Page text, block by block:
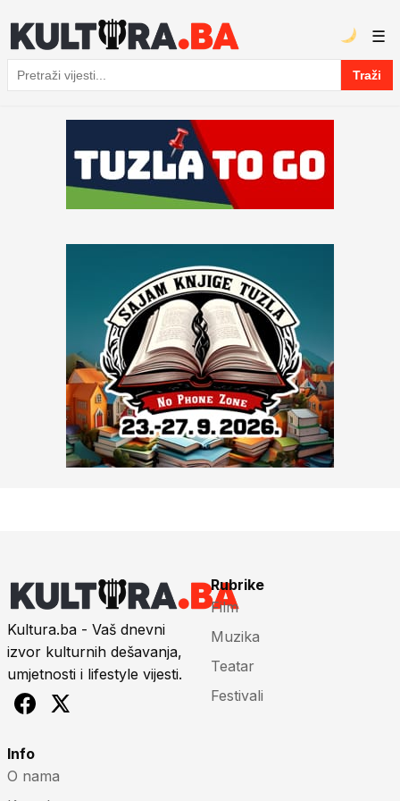
Pretraga
Traži
☰
Kultura.ba - Vaš dnevni
izvor kulturnih dešavanja,
umjetnosti i lifestyle vijesti.
Rubrike
Film
Muzika
Teatar
Festivali
Info
O nama